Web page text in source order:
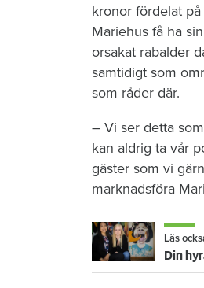
kronor fördelat
Mariehus få ha
orsakat rabalder
samtidigt som
som råder där.
– Vi ser detta
kan aldrig ta vår
gäster som vi
marknadsföra
Läs
Din